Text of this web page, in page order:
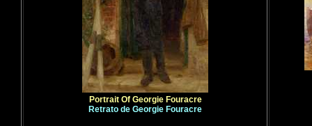
Portrait Of Georgie Fouracre
Retrato de Georgie Fouracre